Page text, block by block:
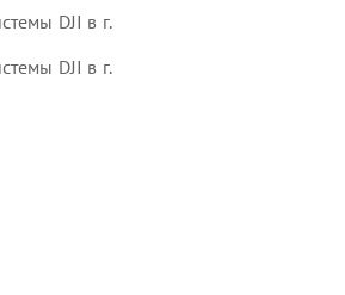
DJI в г.
DJI в г.
DJI в г.
DJI в г.
DJI в г.
DJI в г.